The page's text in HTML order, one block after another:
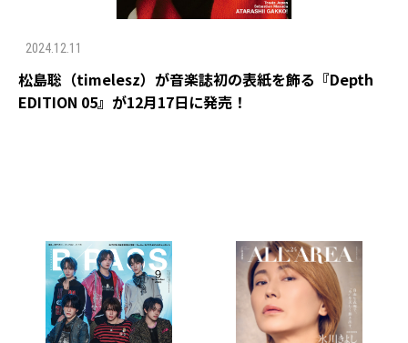
2024.12.11
松島聡（timelesz）が音楽誌初の表紙を飾る『Depth
EDITION 05』が12月17日に発売！